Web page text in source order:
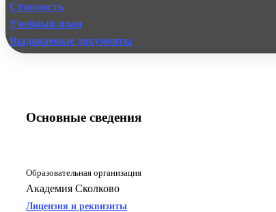
Стоимость
Учебный план
Выдаваемые документы
Основные сведения
Образовательная организация
Академия Сколково
Лицензия и реквизиты